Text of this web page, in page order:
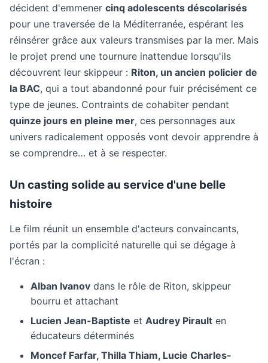
décident d'emmener cinq adolescents déscolarisés
pour une traversée de la Méditerranée, espérant les
réinsérer grâce aux valeurs transmises par la mer. Mais
le projet prend une tournure inattendue lorsqu'ils
découvrent leur skippeur : Riton, un ancien policier de
la BAC, qui a tout abandonné pour fuir précisément ce
type de jeunes. Contraints de cohabiter pendant
quinze jours en pleine mer, ces personnages aux
univers radicalement opposés vont devoir apprendre à
se comprendre… et à se respecter.
Un casting solide au service d'une belle
histoire
Le film réunit un ensemble d'acteurs convaincants,
portés par la complicité naturelle qui se dégage à
l'écran :
Alban Ivanov dans le rôle de Riton, skippeur
bourru et attachant
Lucien Jean-Baptiste et Audrey Pirault en
éducateurs déterminés
Moncef Farfar, Thilla Thiam, Lucie Charles-